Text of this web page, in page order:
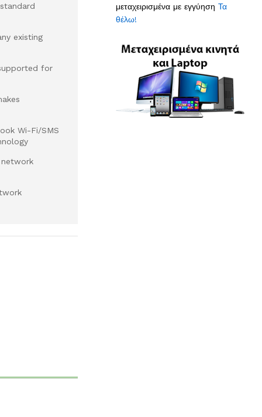
existing
for
Wi-Fi/SMS
μεταχειρισμένα με εγγύησηΤα
θέλω!